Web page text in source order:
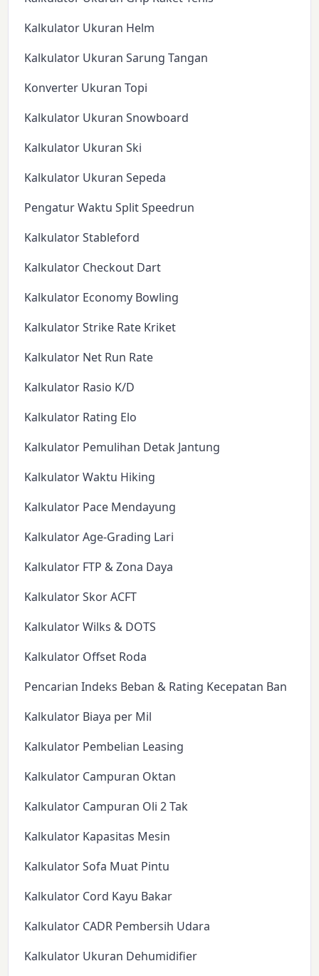
Kalkulator Ukuran Helm
Kalkulator Ukuran Sarung Tangan
Konverter Ukuran Topi
Kalkulator Ukuran Snowboard
Kalkulator Ukuran Ski
Kalkulator Ukuran Sepeda
Pengatur Waktu Split Speedrun
Kalkulator Stableford
Kalkulator Checkout Dart
Kalkulator Economy Bowling
Kalkulator Strike Rate Kriket
Kalkulator Net Run Rate
Kalkulator Rasio K/D
Kalkulator Rating Elo
Kalkulator Pemulihan Detak Jantung
Kalkulator Waktu Hiking
Kalkulator Pace Mendayung
Kalkulator Age-Grading Lari
Kalkulator FTP & Zona Daya
Kalkulator Skor ACFT
Kalkulator Wilks & DOTS
Kalkulator Offset Roda
Pencarian Indeks Beban & Rating Kecepatan Ban
Kalkulator Biaya per Mil
Kalkulator Pembelian Leasing
Kalkulator Campuran Oktan
Kalkulator Campuran Oli 2 Tak
Kalkulator Kapasitas Mesin
Kalkulator Sofa Muat Pintu
Kalkulator Cord Kayu Bakar
Kalkulator CADR Pembersih Udara
Kalkulator Ukuran Dehumidifier